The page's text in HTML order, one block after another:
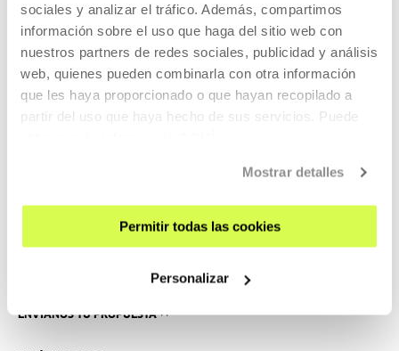
sociales y analizar el tráfico. Además, compartimos
información sobre el uso que haga del sitio web con
nuestros partners de redes sociales, publicidad y análisis
web, quienes pueden combinarla con otra información
que les haya proporcionado o que hayan recopilado a
partir del uso que haya hecho de sus servicios. Puede
Mostrar detalles
Permitir todas las cookies
Personalizar
VISÍTANOS
CONTACTO Y HORARIOS
CÓMO LLEGAR
ENVÍANOS TU PROPUESTA